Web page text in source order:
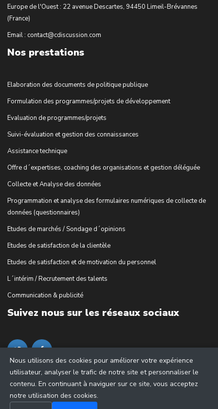
Europe de l'Ouest : 22 avenue Descartes, 94450 Limeil-Brévannes
(France)
Email : contact@cdiscussion.com
Nos prestations
Elaboration des documents de politique publique
Formulation des programmes/projets de développement
Evaluation de programmes/projets
Suivi-évaluation et gestion des connaissances
Assistance technique
Offre d´expertises, coaching des organisations et gestion déléguée
Collecte et Analyse des données
Programmation et analyse des formulaires numériques de collecte de
données (questionnaires)
Etudes de marchés / Sondage d´opinions
Etudes de satisfaction de la clientèle
Etudes de satisfaction et de motivation du personnel
L´intérim / Recrutement des talents
Communication & publicité
Suivez nous sur les réseaux sociaux
Nous utilisons des cookies pour améliorer votre expérience
utilisateur, analyser le trafic de notre site et personnaliser le
contenu. En continuant à naviguer sur ce site, vous acceptez
notre utilisation des cookies.